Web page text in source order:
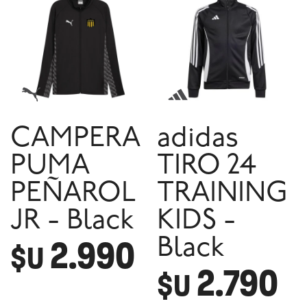
CAMPERA
PUMA
PEÑAROL
JR - Black
$U2.990
adidas
TIRO 24
TRAINING
KIDS -
Black
$U2.790